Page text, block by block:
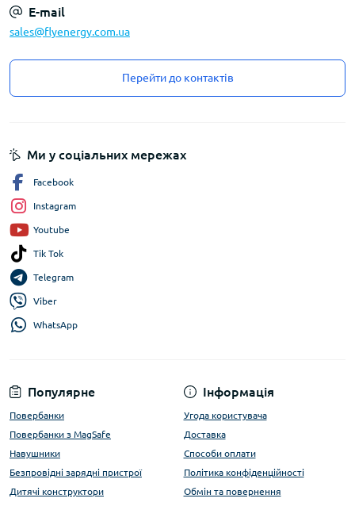
E-mail
sales@flyenergy.com.ua
Перейти до контактів
Популярне
Повербанки
Повербанки з MagSafe
Навушники
Безпровідні зарядні пристрої
Дитячі конструктори
Інформація
Угода користувача
Доставка
Способи оплати
Політика конфіденційності
Обмін та повернення
Ми у соціальних мережах
Facebook
Instagram
Youtube
Tik Tok
Telegram
Viber
WhatsApp